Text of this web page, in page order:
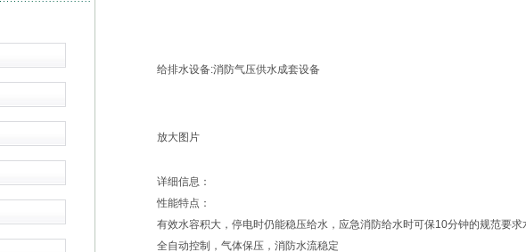
给排水设备:消防气压供水成套设备
放大图片
详细信息：
性能特点：
有效水容积大，停电时仍能稳压给水，应急消防给水时可保10分钟的规范要求
全自动控制，气体保压，消防水流稳定